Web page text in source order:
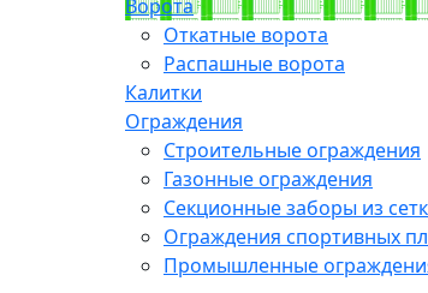
Ворота
Откатные ворота
Распашные ворота
Калитки
Ограждения
Строительные ограждения
Газонные ограждения
Секционные заборы из
Ограждения спортивных
Промышленные